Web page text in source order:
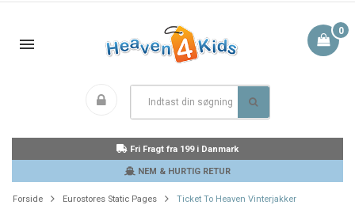
0
Fri Fragt fra 199 i Danmark
NEM & HURTIG RETUR
Forside Eurostores Static Pages Ticket To Heaven Vinterjakker